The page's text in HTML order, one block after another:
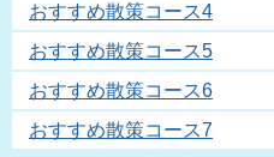
おすすめ散策コース4
おすすめ散策コース5
おすすめ散策コース6
おすすめ散策コース7